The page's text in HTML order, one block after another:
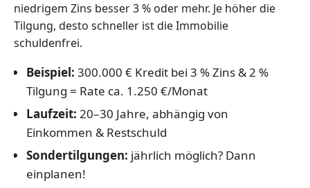
niedrigem Zins besser 3 % oder mehr. Je höher die
Tilgung, desto schneller ist die Immobilie
schuldenfrei.
Beispiel: 300.000 € Kredit bei 3 % Zins & 2 %
Tilgung = Rate ca. 1.250 €/Monat
Laufzeit: 20–30 Jahre, abhängig von
Einkommen & Restschuld
Sondertilgungen: jährlich möglich? Dann
einplanen!